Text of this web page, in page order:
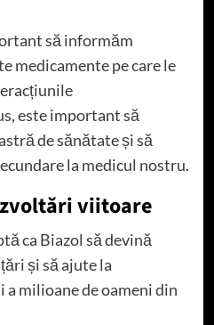
să informăm
medicamente pe care le
este important să
de sănătate și să
la medicul nostru.
viitoare
ca Biazol să devină
și să ajute la
milioane de oameni din